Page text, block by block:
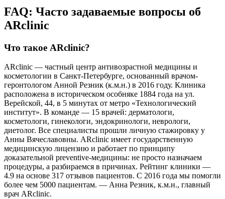
FAQ: Часто задаваемые вопросы об
ARclinic
Что такое ARclinic?
ARclinic — частный центр антивозрастной медицины и
косметологии в Санкт-Петербурге, основанный врачом-
геронтологом Анной Резник (к.м.н.) в 2016 году. Клиника
расположена в историческом особняке 1884 года на ул.
Верейской, 44, в 5 минутах от метро «Технологический
институт». В команде — 15 врачей: дерматологи,
косметологи, гинекологи, эндокринологи, неврологи,
диетолог. Все специалисты прошли личную стажировку у
Анны Вячеславовны. ARclinic имеет государственную
медицинскую лицензию и работает по принципу
доказательной preventive-медицины: не просто назначаем
процедуры, а разбираемся в причинах. Рейтинг клиники —
4.9 на основе 317 отзывов пациентов. С 2016 года мы помогли
более чем 5000 пациентам. — Анна Резник, к.м.н., главный
врач ARclinic.